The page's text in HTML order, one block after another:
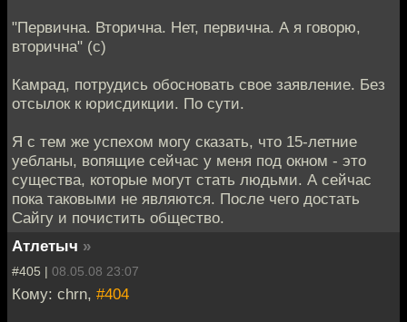
"Первична. Вторична. Нет, первична. А я говорю,
вторична" (с)
Камрад, потрудись обосновать свое заявление. Без
отсылок к юрисдикции. По сути.
Я с тем же успехом могу сказать, что 15-летние
уебланы, вопящие сейчас у меня под окном - это
существа, которые могут стать людьми. А сейчас
пока таковыми не являются. После чего достать
Сайгу и почистить общество.
Атлетыч »
#405 | 08.05.08 23:07
Кому: chrn, #404